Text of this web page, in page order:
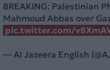
BREAKING: Palestinian
Mahmoud Abbas over
pic.twitter.com/
— Al Jazeera English